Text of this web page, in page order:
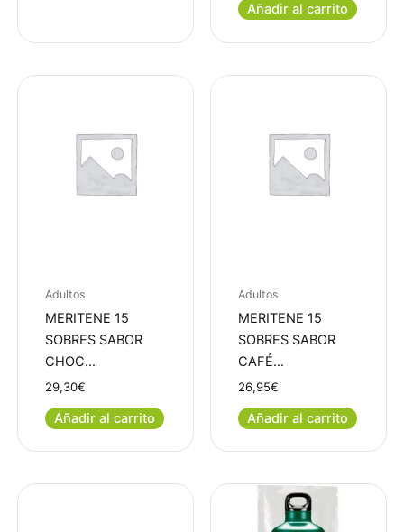
Añadir al carrito
Adultos
MERITENE 15
SOBRES SABOR
CHOC…
29,30€
Añadir al carrito
Adultos
MERITENE 15
SOBRES SABOR
CAFÉ…
26,95€
Añadir al carrito